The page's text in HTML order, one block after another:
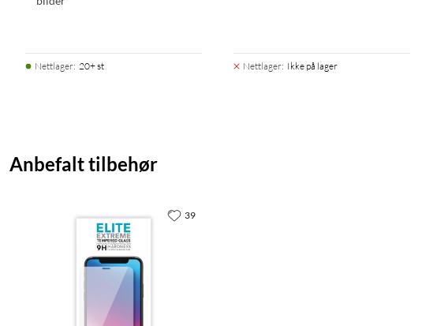
Nettlager: 20+ st Nettlager: Ikke på lager
Anbefalt tilbehør
39